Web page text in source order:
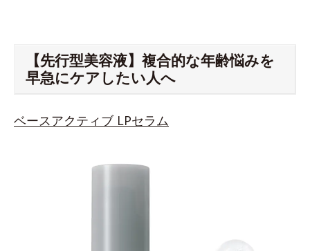
【先行型美容液】複合的な年齢悩みを
早急にケアしたい人へ
ベースアクティブ LPセラム